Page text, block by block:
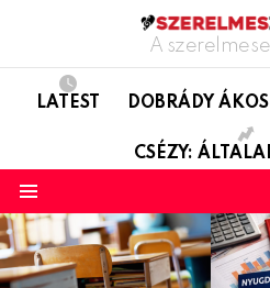
A
LATEST DOBRÁDY
CSÉZY:
LATEST
STORIES